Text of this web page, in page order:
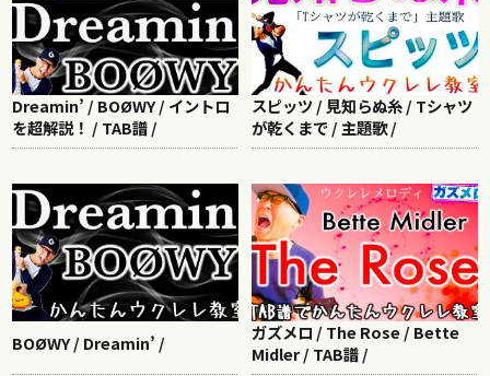
Dreamin’ / BOØWY / イントロ
を超解説！ / TAB譜 /
スピッツ / 見知らぬ糸 / Tシャツ
が乾くまで / 主題歌 /
BOØWY / Dreamin’ /
ガズメロ / The Rose / Bette
Midler / TAB譜 /